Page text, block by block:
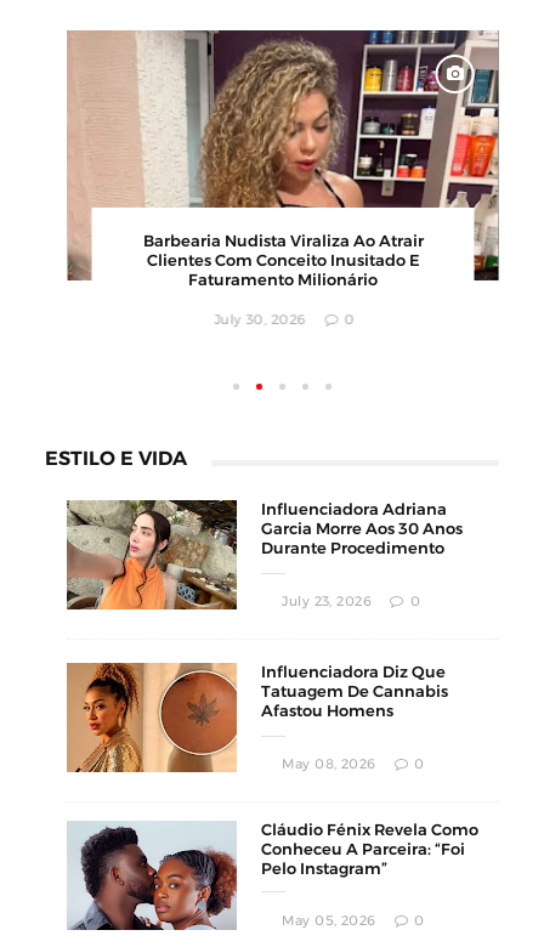
Karyna Shuliak Pode Herdar Até US$ 100
Milhões Da Fortuna De Jeffrey Epstein,
Apontam Documentos Dos EUA
July 29, 2026 0
ESTILO E VIDA
Influenciadora Adriana
Garcia Morre Aos 30 Anos
Durante Procedimento
July 23, 2026 0
Influenciadora Diz Que
Tatuagem De Cannabis
Afastou Homens
May 08, 2026 0
Cláudio Fénix Revela Como
Conheceu A Parceira: “Foi
Pelo Instagram”
May 05, 2026 0